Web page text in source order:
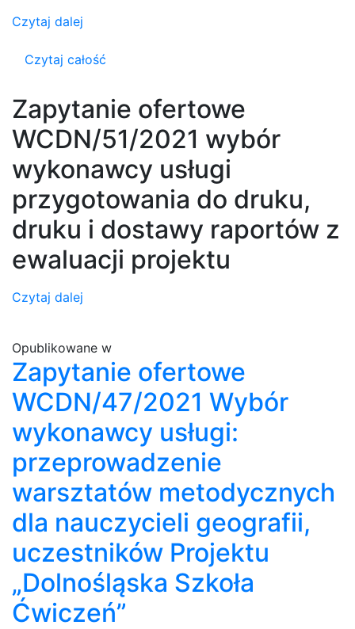
Czytaj dalej
Czytaj całość
Zapytanie ofertowe
WCDN/51/2021 wybór
wykonawcy usługi
przygotowania do druku,
druku i dostawy raportów z
ewaluacji projektu
Czytaj dalej
Opublikowane w
Zapytanie ofertowe
WCDN/47/2021 Wybór
wykonawcy usługi:
przeprowadzenie
warsztatów metodycznych
dla nauczycieli geografii,
uczestników Projektu
„Dolnośląska Szkoła
Ćwiczeń”